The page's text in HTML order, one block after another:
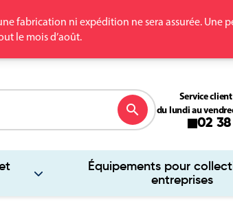
fabrication ni expédition ne sera assurée. Une
le mois d’août.
Équipements pour
entreprises
search
Service
du lundi au
02 38